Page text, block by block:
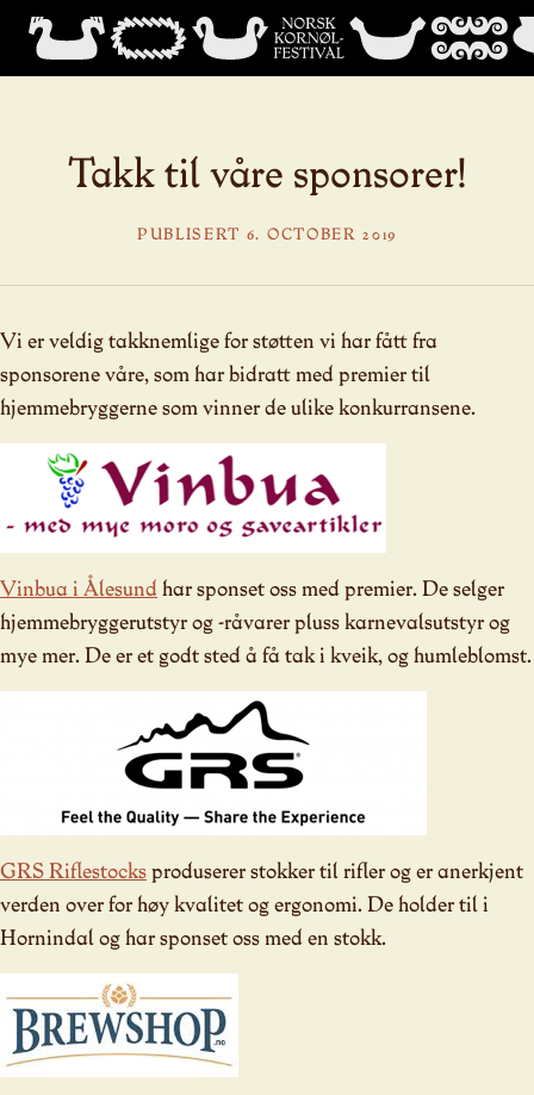
Takk til våre sponsorer!
PUBLISERT 6. OCTOBER 2019
Vi er veldig takknemlige for støtten vi har fått fra
sponsorene våre, som har bidratt med premier til
hjemmebryggerne som vinner de ulike konkurransene.
Vinbua i Ålesund har sponset oss med premier. De selger
hjemmebryggerutstyr og -råvarer pluss karnevalsutstyr og
mye mer. De er et godt sted å få tak i kveik, og humleblomst.
GRS Riflestocksproduserer stokker til rifler og er anerkjent
verden over for høy kvalitet og ergonomi. De holder til i
Hornindal og har sponset oss med en stokk.